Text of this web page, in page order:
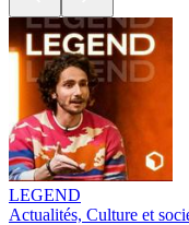
LEGEND
Actualités, Culture et